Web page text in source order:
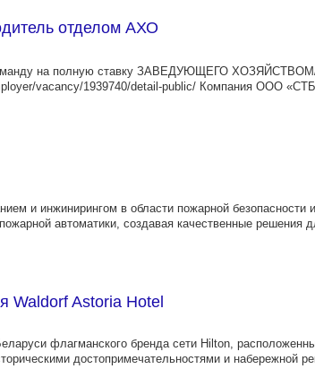
отделом АХО
на полную ставку ЗАВЕДУЮЩЕГО
vacancy/1939740/detail-public/ Компания ООО
и инжинирингом в области пожарной безопасности и
автоматики, создавая качественные решения
Waldorf Astoria Hotel
флагманского бренда сети Hilton,
достопримечательностями и набережной